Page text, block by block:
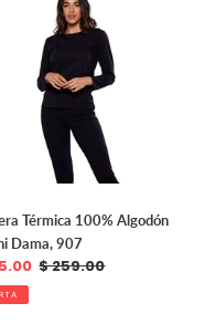
Térmica 100% Algodón
Dama, 907
Precio
$ 259.00